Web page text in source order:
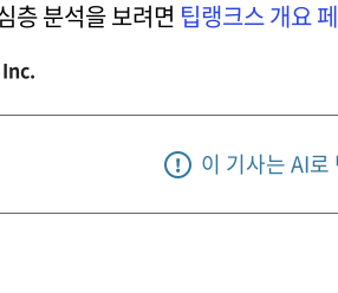
층 분석을 보려면 팁랭크스 개요
이 기사는 AI